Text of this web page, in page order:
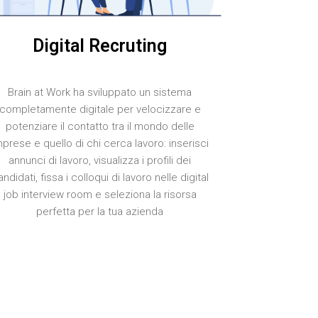
Digital Recruting
Brain at Work ha sviluppato un sistema
digitale per velocizzare e
potenziare il contatto tra il mondo delle
e quello di chi cerca lavoro: inserisci
annunci di lavoro, visualizza i profili dei
fissa i colloqui di lavoro nelle digital
job interview room e seleziona la risorsa
perfetta per la tua azienda